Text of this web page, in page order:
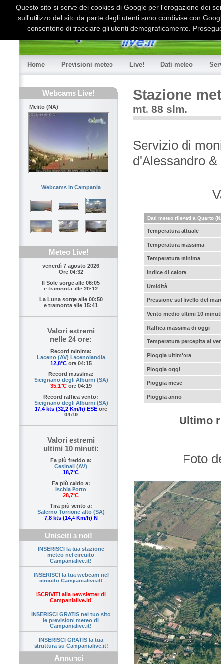
Home Previsioni meteo Live! Dati meteo
Webcams Live!
Melito (NA)
Webcams in Campania
Meteo Live!
venerdì 7 agosto 2026
Ore 04:32
Il Sole sorge alle 06:05
e tramonta alle 20:12
La Luna sorge alle 00:50
e tramonta alle 15:41
Valori estremi
nelle 24 ore:
Record minima:
Laceno (AV) Lacenolandia
12,8°Core 04:15
Record massima:
Sicignano degli Alburni (SA)
35,1°Core 04:19
Record raffica vento:
Sicignano degli Alburni (SA)
17,4 kts (32,2 Km/h) ESE ore
04:19
Valori estremi
ultimi 10 minuti:
Fa più freddo a:
Cesinali (AV)
18,7°C
Fa più caldo a:
Ischia Porto
28,7°C
Tira più vento a:
Salerno Torrione alto (SA)
7,8 kts (14,4 Km/h) N
Unisciti a noi!
INSERISCI la tua stazione
meteo nel circuito
Campanialive.it!
INSERISCI la tua webcam nel
circuito Campanialive.it!
ISCRIVITI alla newsletter di
Campanialive.it!
INSERISCI GRATIS nel tuo sito
le previsioni meteo di
Campanialive.it!
INSERISCI GRATIS la tua
struttura su Campanialive.it!
Annunci
Stazione
mt. 88 slm.
Servizio di
d'Alessandro
Dati meteo rilevati a Quarto
Temperatura attuale
Temperatura massima
Temperatura minima
Indice di calore
Umidità
Pressione sul livello del
Vento medio ultimi 10 minuti
Raffica massima di oggi
Temperatura percepita al
Pioggia ultim'ora
Pioggia oggi
Pioggia mese
Pioggia anno
Ultimo
Foto
Questo sito si serve dei cookies di Google per l'erogazione dei
sull'utilizzo del sito da parte degli utenti sono condivise con
consentono di tracciare gli utenti demograficamente.